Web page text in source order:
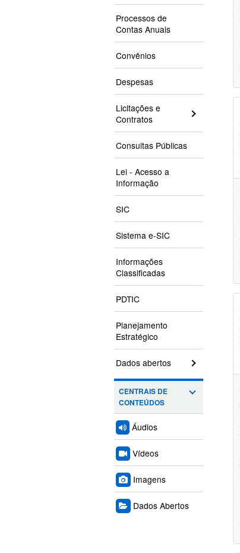
Processos de
Contas Anuais
Convênios
Despesas
Licitações e
Contratos
Consultas Públicas
Lei - Acesso a
Informação
SIC
Sistema e-SIC
Informações
Classificadas
PDTIC
Planejamento
Estratégico
Dados abertos
CENTRAIS DE
CONTEÚDOS
Áudios
Vídeos
Imagens
Dados Abertos